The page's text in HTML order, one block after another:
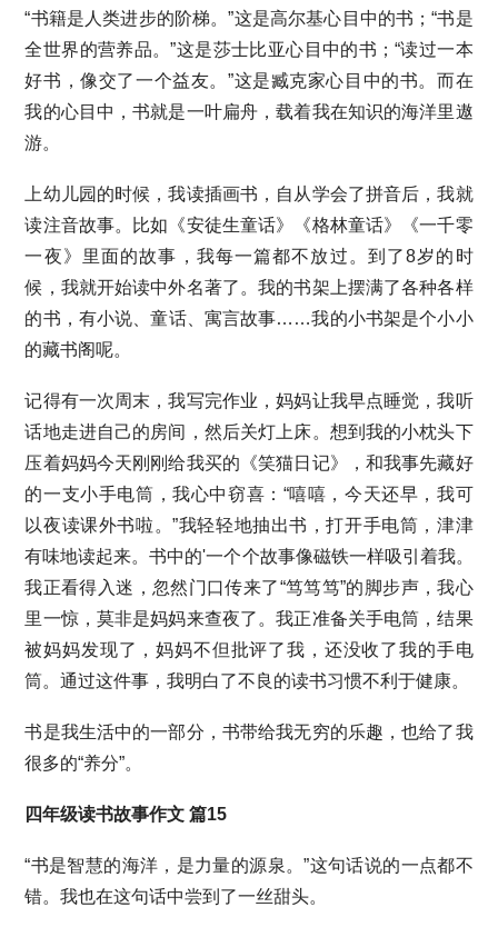
“书籍是人类进步的阶梯。”这是高尔基心目中的书；“书是
全世界的营养品。”这是莎士比亚心目中的书；“读过一本
好书，像交了一个益友。”这是臧克家心目中的书。而在
我的心目中，书就是一叶扁舟，载着我在知识的海洋里遨
游。
上幼儿园的时候，我读插画书，自从学会了拼音后，我就
读注音故事。比如《安徒生童话》《格林童话》《一千零
一夜》里面的故事，我每一篇都不放过。到了8岁的时
候，我就开始读中外名著了。我的书架上摆满了各种各样
的书，有小说、童话、寓言故事……我的小书架是个小小
的藏书阁呢。
记得有一次周末，我写完作业，妈妈让我早点睡觉，我听
话地走进自己的房间，然后关灯上床。想到我的小枕头下
压着妈妈今天刚刚给我买的《笑猫日记》，和我事先藏好
的一支小手电筒，我心中窃喜：“嘻嘻，今天还早，我可
以夜读课外书啦。”我轻轻地抽出书，打开手电筒，津津
有味地读起来。书中的'一个个故事像磁铁一样吸引着我。
我正看得入迷，忽然门口传来了“笃笃笃”的脚步声，我心
里一惊，莫非是妈妈来查夜了。我正准备关手电筒，结果
被妈妈发现了，妈妈不但批评了我，还没收了我的手电
筒。通过这件事，我明白了不良的读书习惯不利于健康。
书是我生活中的一部分，书带给我无穷的乐趣，也给了我
很多的“养分”。
四年级读书故事作文 篇15
“书是智慧的海洋，是力量的源泉。”这句话说的一点都不
错。我也在这句话中尝到了一丝甜头。